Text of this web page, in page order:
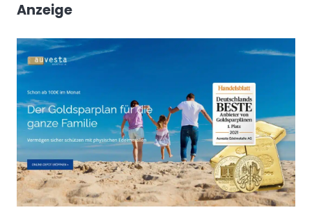
Anzeige